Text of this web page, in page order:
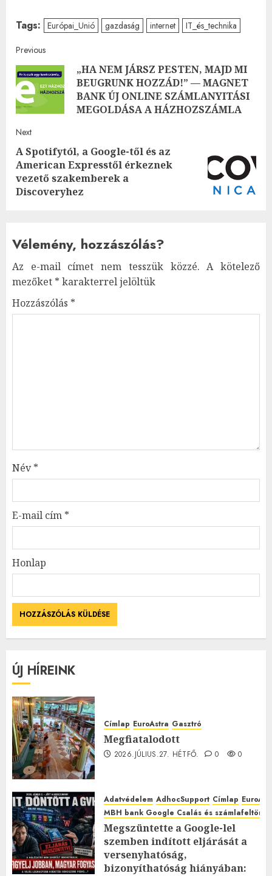
Tags: Európai_Unió gazdaság internet IT_és_technika
Post
navigation
Previous
„HA NEM JÁRSZ PESTEN, MAJD MI
BEUGRUNK HOZZÁD!” — MAGNET
BANK ÚJ ONLINE SZÁMLANYITÁSI
MEGOLDÁSA A HÁZHOZSZÁMLA
Next
Next
post:
A Spotifytól, a Google-től és az
American Expresstől érkeznek
vezető szakemberek a
Discoveryhez
Vélemény, hozzászólás?
Az e-mail címet nem tesszük közzé. A kötelező
mezőket * karakterrel jelöltük
Hozzászólás *
Név*
E-mail cím *
Honlap
ÚJ HÍREINK
Címlap EuroAstra Gasztró
Megfiatalodott
2026.JÚLIUS.27. HÉTFŐ. 0 0
Adatvédelem AdhocSupport Címlap
MBH bank Google Csalás és
Megszüntette a Google-lel
szemben indított eljárását a
versenyhatóság,
bizonyíthatóság hiányában: